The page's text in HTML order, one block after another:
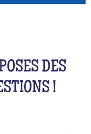
DES
!